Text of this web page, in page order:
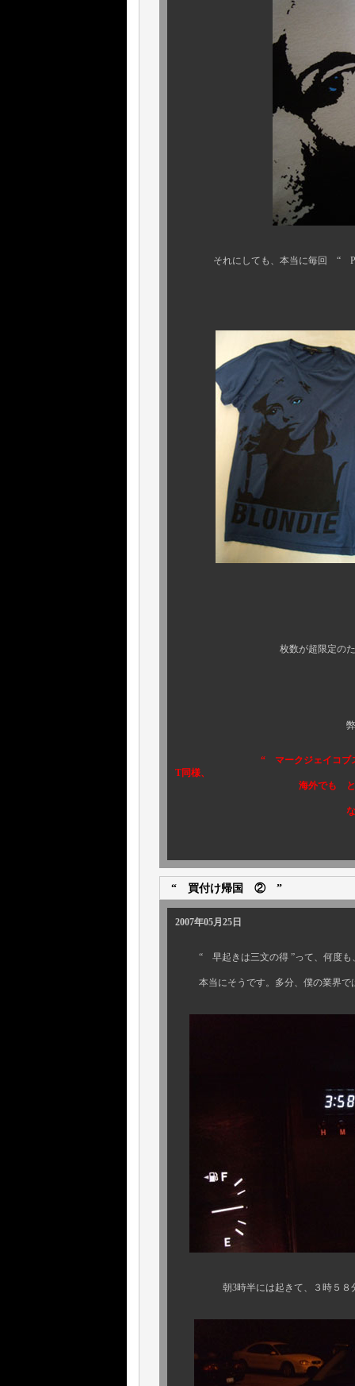
それにしても、本当に毎回 “
枚数が超限定のため、WEBで
弊店 店頭以外では、お
“ マークジェイコブス （Ｍ
T同様、
海外でも とても人気のコラ
なくなり次第、終了
“ 買付け帰国 ② ”
2007年05月25日
“ 早起きは三文の得 ”って、何度も
本当にそうです。多分、僕の業界で
朝3時半には起きて、３時５８分